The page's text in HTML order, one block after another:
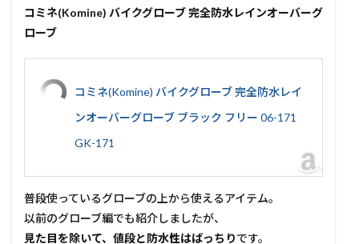
コミネ(Komine) バイクグローブ 完全防水レインオーバーグ
ローブ
コミネ(Komine) バイクグローブ 完全防水レイ
ンオーバーグローブ ブラック フリー 06-171
GK-171
普段使っているグローブの上から使えるアイテム。
以前のグローブ編でも紹介しましたが、
見た目を除いて、値段と防水性はばっちりです。